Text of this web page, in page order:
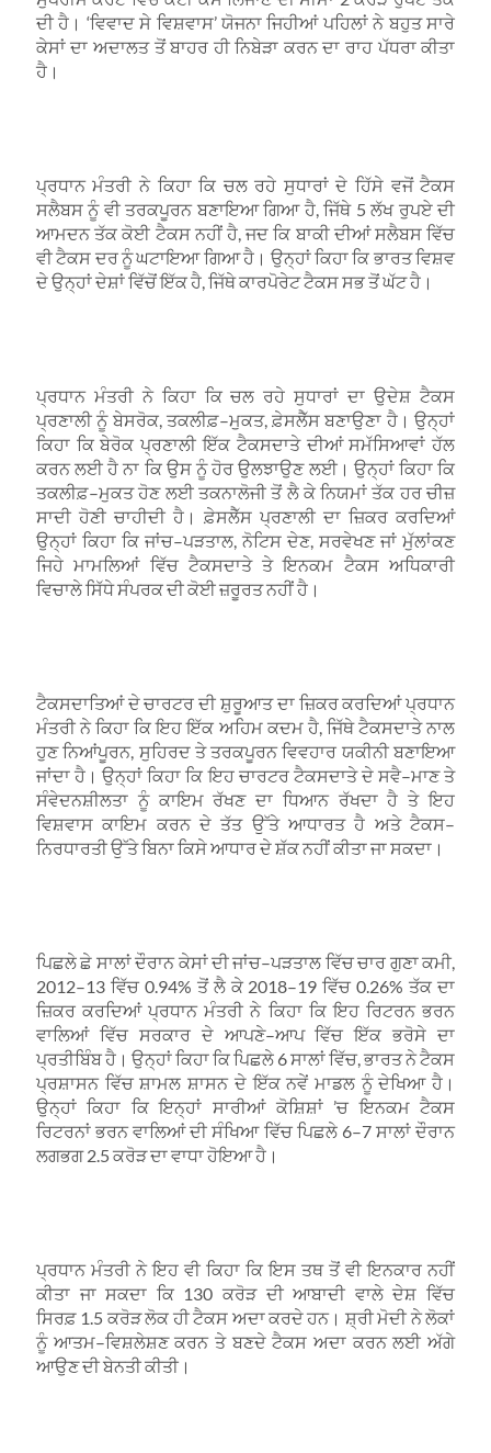
ਦੀ ਹੈ। ‘ਵਿਵਾਦ ਸੇ ਵਿਸ਼ਵਾਸ’ਯੋਜਨਾ ਜਿਹੀਆਂ ਪਹਿਲਾਂ ਨੇ ਬਹੁਤ ਸਾਰੇ
ਕੇਸਾਂ ਦਾ ਅਦਾਲਤ ਤੋਂ ਬਾਹਰ ਹੀ ਨਿਬੇੜਾ ਕਰਨ ਦਾ ਰਾਹ ਪੱਧਰਾ ਕੀਤਾ
ਹੈ।
ਪ੍ਰਧਾਨ ਮੰਤਰੀ ਨੇ ਕਿਹਾ ਕਿ ਚਲ ਰਹੇ ਸੁਧਾਰਾਂ ਦੇ ਹਿੱਸੇ ਵਜੋਂ ਟੈਕਸ
ਸਲੈਬਸ ਨੂੰ ਵੀ ਤਰਕਪੂਰਨ ਬਣਾਇਆ ਗਿਆ ਹੈ,ਜਿੱਥੇ 5 ਲੱਖ ਰੁਪਏ ਦੀ
ਆਮਦਨ ਤੱਕ ਕੋਈ ਟੈਕਸ ਨਹੀਂ ਹੈ,ਜਦ ਕਿ ਬਾਕੀ ਦੀਆਂ ਸਲੈਬਸ ਵਿੱਚ
ਵੀ ਟੈਕਸ ਦਰ ਨੂੰ ਘਟਾਇਆ ਗਿਆ ਹੈ। ਉਨ੍ਹਾਂ ਕਿਹਾ ਕਿ ਭਾਰਤ ਵਿਸ਼ਵ
ਦੇ ਉਨ੍ਹਾਂ ਦੇਸ਼ਾਂ ਵਿੱਚੋਂ ਇੱਕ ਹੈ,ਜਿੱਥੇ ਕਾਰਪੋਰੇਟ ਟੈਕਸ ਸਭ ਤੋਂ ਘੱਟ ਹੈ।
ਪ੍ਰਧਾਨ ਮੰਤਰੀ ਨੇ ਕਿਹਾ ਕਿ ਚਲ ਰਹੇ ਸੁਧਾਰਾਂ ਦਾ ਉਦੇਸ਼ ਟੈਕਸ
ਪ੍ਰਣਾਲੀ ਨੂੰ ਬੇਸਰੋਕ, ਤਕਲੀਫ਼–ਮੁਕਤ,ਫ਼ੇਸਲੈੱਸ ਬਣਾਉਣਾ ਹੈ। ਉਨ੍ਹਾਂ
ਕਿਹਾ ਕਿ ਬੇਰੋਕ ਪ੍ਰਣਾਲੀ ਇੱਕ ਟੈਕਸਦਾਤੇ ਦੀਆਂ ਸਮੱਸਿਆਵਾਂ ਹੱਲ
ਕਰਨ ਲਈ ਹੈ ਨਾ ਕਿ ਉਸ ਨੂੰ ਹੋਰ ਉਲਝਾਉਣ ਲਈ। ਉਨ੍ਹਾਂ ਕਿਹਾ ਕਿ
ਤਕਲੀਫ਼–ਮੁਕਤ ਹੋਣ ਲਈ ਤਕਨਾਲੋਜੀ ਤੋਂ ਲੈ ਕੇ ਨਿਯਮਾਂ ਤੱਕ ਹਰ ਚੀਜ਼
ਸਾਦੀ ਹੋਣੀ ਚਾਹੀਦੀ ਹੈ। ਫ਼ੇਸਲੈੱਸ ਪ੍ਰਣਾਲੀ ਦਾ ਜ਼ਿਕਰ ਕਰਦਿਆਂ
ਉਨ੍ਹਾਂ ਕਿਹਾ ਕਿ ਜਾਂਚ–ਪੜਤਾਲ,ਨੋਟਿਸ ਦੇਣ,ਸਰਵੇਖਣ ਜਾਂ ਮੁੱਲਾਂਕਣ
ਜਿਹੇ ਮਾਮਲਿਆਂ ਵਿੱਚ ਟੈਕਸਦਾਤੇ ਤੇ ਇਨਕਮ ਟੈਕਸ ਅਧਿਕਾਰੀ
ਵਿਚਾਲੇ ਸਿੱਧੇ ਸੰਪਰਕ ਦੀ ਕੋਈ ਜ਼ਰੂਰਤ ਨਹੀਂ ਹੈ।
ਟੈਕਸਦਾਤਿਆਂ ਦੇ ਚਾਰਟਰ ਦੀ ਸ਼ੁਰੂਆਤ ਦਾ ਜ਼ਿਕਰ ਕਰਦਿਆਂ ਪ੍ਰਧਾਨ
ਮੰਤਰੀ ਨੇ ਕਿਹਾ ਕਿ ਇਹ ਇੱਕ ਅਹਿਮ ਕਦਮ ਹੈ, ਜਿੱਥੇ ਟੈਕਸਦਾਤੇ ਨਾਲ
ਹੁਣ ਨਿਆਂਪੂਰਨ, ਸੁਹਿਰਦ ਤੇ ਤਰਕਪੂਰਨ ਵਿਵਹਾਰ ਯਕੀਨੀ ਬਣਾਇਆ
ਜਾਂਦਾ ਹੈ। ਉਨ੍ਹਾਂ ਕਿਹਾ ਕਿ ਇਹ ਚਾਰਟਰ ਟੈਕਸਦਾਤੇ ਦੇ ਸਵੈ–ਮਾਣ ਤੇ
ਸੰਵੇਦਨਸ਼ੀਲਤਾ ਨੂੰ ਕਾਇਮ ਰੱਖਣ ਦਾ ਧਿਆਨ ਰੱਖਦਾ ਹੈ ਤੇ ਇਹ
ਵਿਸ਼ਵਾਸ ਕਾਇਮ ਕਰਨ ਦੇ ਤੱਤ ਉੱਤੇ ਆਧਾਰਤ ਹੈ ਅਤੇ ਟੈਕਸ–
ਨਿਰਧਾਰਤੀ ਉੱਤੇ ਬਿਨਾ ਕਿਸੇ ਆਧਾਰ ਦੇ ਸ਼ੱਕ ਨਹੀਂ ਕੀਤਾ ਜਾ ਸਕਦਾ।
ਪਿਛਲੇ ਛੇ ਸਾਲਾਂ ਦੌਰਾਨ ਕੇਸਾਂ ਦੀ ਜਾਂਚ–ਪੜਤਾਲ ਵਿੱਚ ਚਾਰ ਗੁਣਾ ਕਮੀ,
2012–13 ਵਿੱਚ 0.94% ਤੋਂ ਲੈ ਕੇ 2018–19 ਵਿੱਚ0.26% ਤੱਕ ਦਾ
ਜ਼ਿਕਰ ਕਰਦਿਆਂ ਪ੍ਰਧਾਨ ਮੰਤਰੀ ਨੇ ਕਿਹਾ ਕਿ ਇਹ ਰਿਟਰਨ ਭਰਨ
ਵਾਲਿਆਂ ਵਿੱਚ ਸਰਕਾਰ ਦੇ ਆਪਣੇ–ਆਪ ਵਿੱਚ ਇੱਕ ਭਰੋਸੇ ਦਾ
ਪ੍ਰਤੀਬਿੰਬ ਹੈ। ਉਨ੍ਹਾਂ ਕਿਹਾ ਕਿ ਪਿਛਲੇ 6ਸਾਲਾਂ ਵਿੱਚ,ਭਾਰਤ ਨੇ ਟੈਕਸ
ਪ੍ਰਸ਼ਾਸਨ ਵਿੱਚ ਸ਼ਾਮਲ ਸ਼ਾਸਨ ਦੇ ਇੱਕ ਨਵੇਂ ਮਾਡਲ ਨੂੰ ਦੇਖਿਆ ਹੈ।
ਉਨ੍ਹਾਂ ਕਿਹਾ ਕਿ ਇਨ੍ਹਾਂ ਸਾਰੀਆਂ ਕੋਸ਼ਿਸ਼ਾਂ ’ਚ ਇਨਕਮ ਟੈਕਸ
ਰਿਟਰਨਾਂ ਭਰਨ ਵਾਲਿਆਂ ਦੀ ਸੰਖਿਆ ਵਿੱਚ ਪਿਛਲੇ 6–7 ਸਾਲਾਂ ਦੌਰਾਨ
ਲਗਭਗ2.5ਕਰੋੜ ਦਾ ਵਾਧਾ ਹੋਇਆ ਹੈ।
ਪ੍ਰਧਾਨ ਮੰਤਰੀ ਨੇ ਇਹ ਵੀ ਕਿਹਾ ਕਿ ਇਸ ਤਥ ਤੋਂ ਵੀ ਇਨਕਾਰ ਨਹੀਂ
ਕੀਤਾ ਜਾ ਸਕਦਾ ਕਿ 130 ਕਰੋੜ ਦੀ ਆਬਾਦੀ ਵਾਲੇ ਦੇਸ਼ ਵਿੱਚ
ਸਿਰਫ਼ 1.5 ਕਰੋੜ ਲੋਕ ਹੀ ਟੈਕਸ ਅਦਾ ਕਰਦੇ ਹਨ। ਸ਼੍ਰੀ ਮੋਦੀ ਨੇ ਲੋਕਾਂ
ਨੂੰ ਆਤਮ–ਵਿਸ਼ਲੇਸ਼ਣ ਕਰਨ ਤੇ ਬਣਦੇ ਟੈਕਸ ਅਦਾ ਕਰਨ ਲਈ ਅੱਗੇ
ਆਉਣ ਦੀ ਬੇਨਤੀ ਕੀਤੀ।